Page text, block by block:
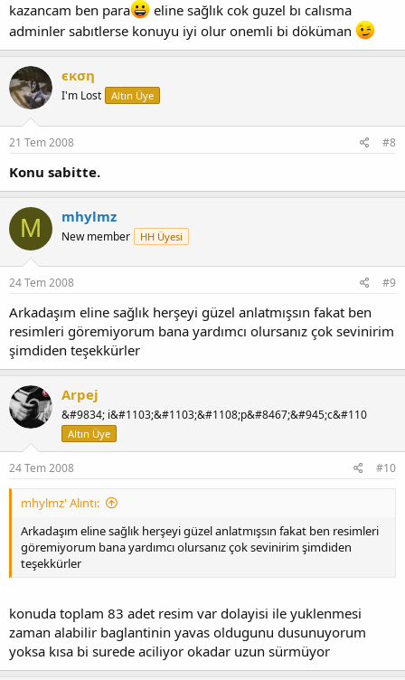
kazancam ben para
eline sağlık cok guzel bı calısma
adminler sabıtlerse konuyu iyi olur onemli bi döküman
єĸση
I'm Lost Altın Üye
21 Tem 2008 #8
Konu sabitte.
M mhylmz
New member HH Üyesi
24 Tem 2008 #9
Arkadaşım eline sağlık herşeyi güzel anlatmışsın fakat ben
resimleri göremiyorum bana yardımcı olursanız çok sevinirim
şimdiden teşekkürler
Arpej
&#9834; i&#1103;&#1103;&#1108;p&#8467;&#945;c&#110
Altın Üye
24 Tem 2008 #10
mhylmz' Alıntı:
Arkadaşım eline sağlık herşeyi güzel anlatmışsın fakat ben resimleri
göremiyorum bana yardımcı olursanız çok sevinirim şimdiden
teşekkürler
konuda toplam 83 adet resim var dolayisi ile yuklenmesi
zaman alabilir baglantinin yavas oldugunu dusunuyorum
yoksa kısa bi surede aciliyor okadar uzun sürmüyor